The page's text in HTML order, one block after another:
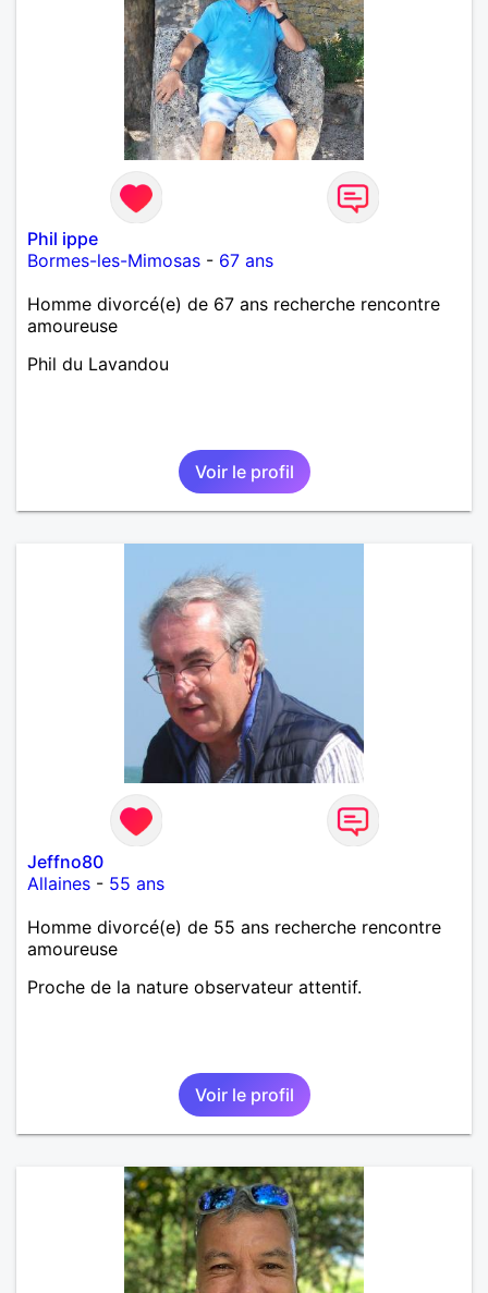
Phil ippe
Bormes-les-Mimosas - 67 ans
Homme divorcé(e) de 67 ans recherche rencontre
amoureuse
Phil du Lavandou
Voir le profil
Jeffno80
Allaines - 55 ans
Homme divorcé(e) de 55 ans recherche rencontre
amoureuse
Proche de la nature observateur attentif.
Voir le profil